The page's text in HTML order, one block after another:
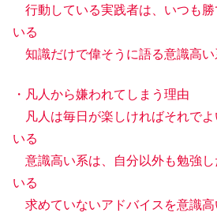
行動している実践者は、いつも
いる
知識だけで偉そうに語る意識高い
・凡人から嫌われてしまう理由
凡人は毎日が楽しければそれで
いる
意識高い系は、自分以外も勉強
いる
求めていないアドバイスを意識高